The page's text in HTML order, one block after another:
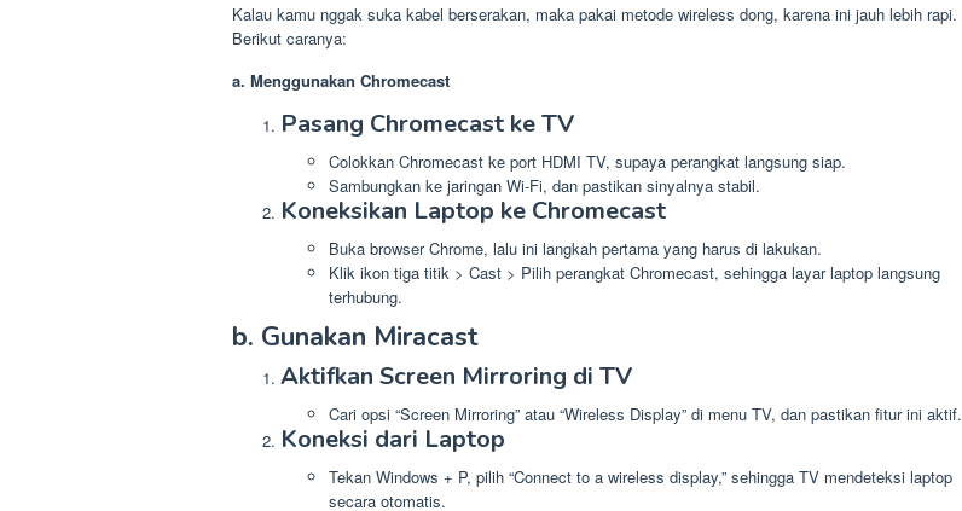
Kalau kamu nggak suka kabel berserakan, maka pakai metode wireless dong, karena ini jauh lebih rapi.
Berikut caranya:
a. Menggunakan Chromecast
Pasang Chromecast ke TV
Colokkan Chromecast ke port HDMI TV, supaya perangkat langsung siap.
Sambungkan ke jaringan Wi-Fi, dan pastikan sinyalnya stabil.
Koneksikan Laptop ke Chromecast
Buka browser Chrome, lalu ini langkah pertama yang harus di lakukan.
Klik ikon tiga titik > Cast > Pilih perangkat Chromecast, sehingga layar laptop langsung
terhubung.
b. Gunakan Miracast
Aktifkan Screen Mirroring di TV
Cari opsi “Screen Mirroring” atau “Wireless Display” di menu TV, dan pastikan fitur ini aktif.
Koneksi dari Laptop
Tekan Windows + P, pilih “Connect to a wireless display,” sehingga TV mendeteksi laptop
secara otomatis.